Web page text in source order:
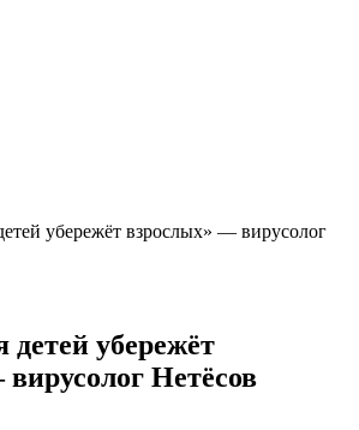
убережёт взрослых» — вирусолог
убережёт
Нетёсов